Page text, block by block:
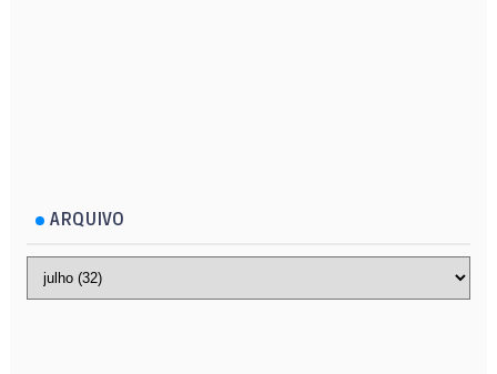
ARQUIVO